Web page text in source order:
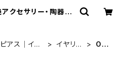
クセサリー・陶器ア
アス｜イヤ
イヤリン
Ova